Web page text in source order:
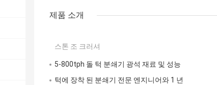
제품 소개
스톤 조 크러셔
5-800tph 돌 턱 분쇄기 광석 재료 및 성능
턱에 장착 된 분쇄기 전문 엔지니어와 1 년